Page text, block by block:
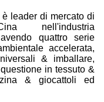
leader di mercato di
nell'industria
quattro serie
accelerata,
& imballare,
in tessuto &
& giocattoli ed